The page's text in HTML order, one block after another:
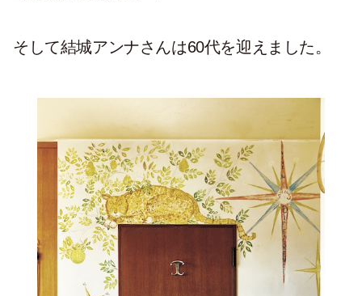
そして結城アンナさんは60代を迎えました。